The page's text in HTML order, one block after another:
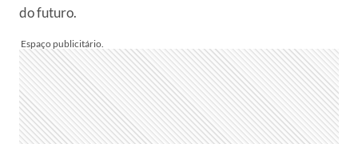
do futuro.